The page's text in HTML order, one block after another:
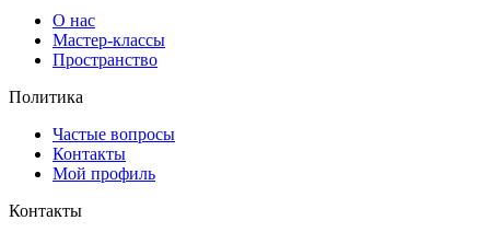
О нас
Мастер-классы
Пространство
Политика
Частые вопросы
Контакты
Мой профиль
Контакты